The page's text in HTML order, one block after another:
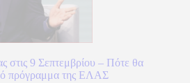
στις 9 Σεπτεμβρίου – Πότε θα
πρόγραμμα της ΕΛΑΣ